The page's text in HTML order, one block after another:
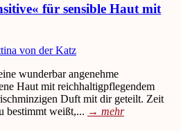
für sensible Haut mit
von der Katz
wunderbar angenehme
Haut mit reichhaltigpflegendem
Duft mit dir geteilt. Zeit
bestimmt weißt,... → mehr